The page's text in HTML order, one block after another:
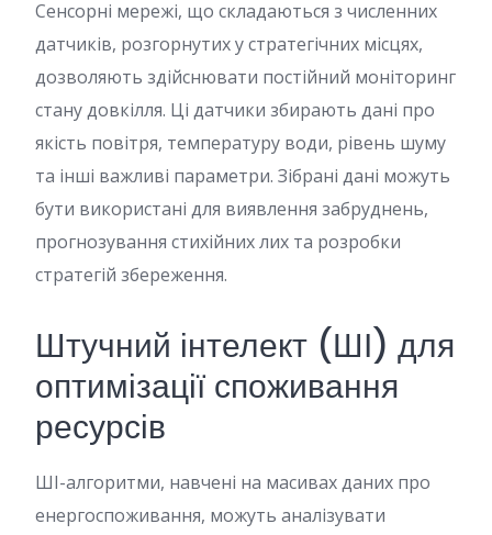
Сенсорні мережі, що складаються з численних
датчиків, розгорнутих у стратегічних місцях,
дозволяють здійснювати постійний моніторинг
стану довкілля. Ці датчики збирають дані про
якість повітря, температуру води, рівень шуму
та інші важливі параметри. Зібрані дані можуть
бути використані для виявлення забруднень,
прогнозування стихійних лих та розробки
стратегій збереження.
Штучний інтелект (ШІ) для
оптимізації споживання
ресурсів
ШІ-алгоритми, навчені на масивах даних про
енергоспоживання, можуть аналізувати